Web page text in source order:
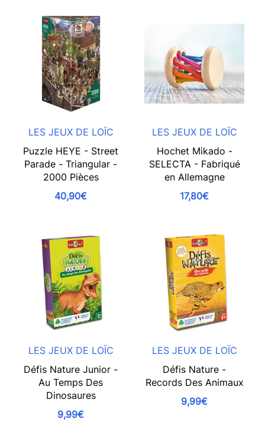
LES JEUX DE LOÏC
Puzzle HEYE - Street
Parade - Triangular -
2000 Pièces
40,90€
LES JEUX DE LOÏC
Hochet Mikado -
SELECTA - Fabriqué
en Allemagne
17,80€
LES JEUX DE LOÏC
Défis Nature Junior -
Au Temps Des
Dinosaures
9,99€
LES JEUX DE LOÏC
Défis Nature -
Records Des Animaux
9,99€